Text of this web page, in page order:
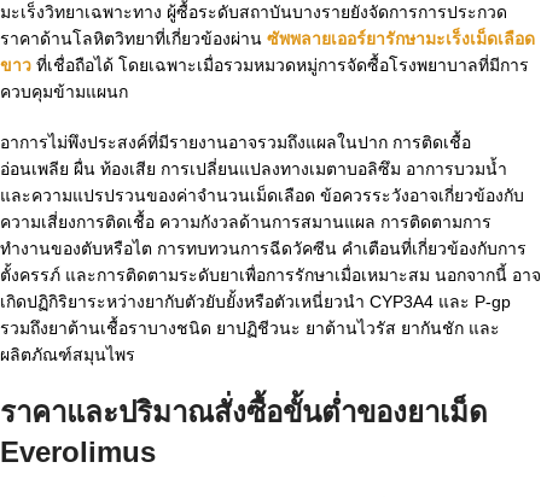
มะเร็งวิทยาเฉพาะทาง ผู้ซื้อระดับสถาบันบางรายยังจัดการการประกวด
ราคาด้านโลหิตวิทยาที่เกี่ยวข้องผ่าน ซัพพลายเออร์ยารักษามะเร็งเม็ดเลือด
ขาว ที่เชื่อถือได้ โดยเฉพาะเมื่อรวมหมวดหมู่การจัดซื้อโรงพยาบาลที่มีการ
ควบคุมข้ามแผนก
อาการไม่พึงประสงค์ที่มีรายงานอาจรวมถึงแผลในปาก การติดเชื้อ
อ่อนเพลีย ผื่น ท้องเสีย การเปลี่ยนแปลงทางเมตาบอลิซึม อาการบวมน้ำ
และความแปรปรวนของค่าจำนวนเม็ดเลือด ข้อควรระวังอาจเกี่ยวข้องกับ
ความเสี่ยงการติดเชื้อ ความกังวลด้านการสมานแผล การติดตามการ
ทำงานของตับหรือไต การทบทวนการฉีดวัคซีน คำเตือนที่เกี่ยวข้องกับการ
ตั้งครรภ์ และการติดตามระดับยาเพื่อการรักษาเมื่อเหมาะสม นอกจากนี้ อาจ
เกิดปฏิกิริยาระหว่างยากับตัวยับยั้งหรือตัวเหนี่ยวนำ CYP3A4 และ P-gp
รวมถึงยาต้านเชื้อราบางชนิด ยาปฏิชีวนะ ยาต้านไวรัส ยากันชัก และ
ผลิตภัณฑ์สมุนไพร
ราคาและปริมาณสั่งซื้อขั้นต่ำของยาเม็ด
Everolimus